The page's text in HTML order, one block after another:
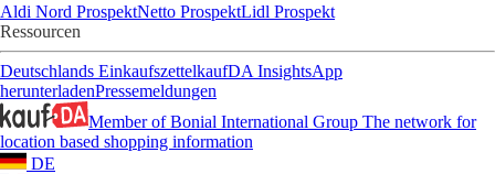
Aldi Nord ProspektNetto ProspektLidl Prospekt
Ressourcen
Deutschlands EinkaufszettelkaufDA InsightsApp
herunterladenPressemeldungen
Member of Bonial International Group The network for
location based shopping information
DE